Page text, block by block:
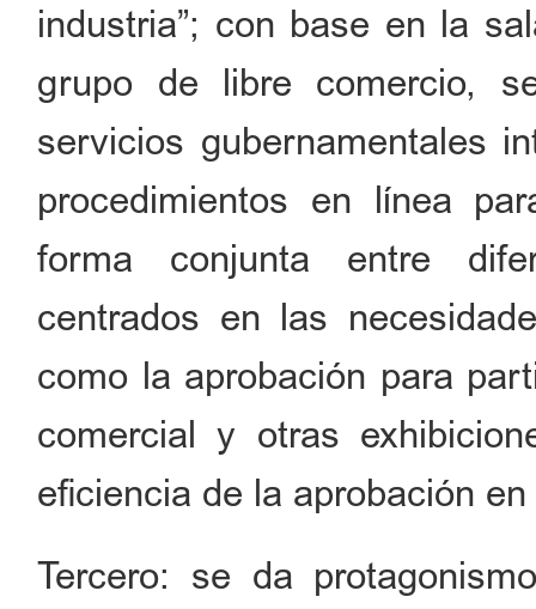
industria”; con base en la
grupo de libre comercio,
servicios gubernamentales
procedimientos en línea
forma conjunta entre
centrados en las
como la aprobación para
comercial y otras
eficiencia de la aprobación
Tercero: se da